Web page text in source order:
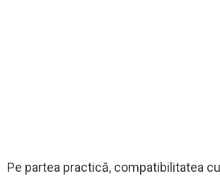
Pe partea practică, compatibilitatea